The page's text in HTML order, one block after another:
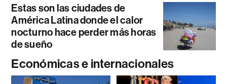
Estas son las ciudades de
América Latina donde el calor
nocturno hace perder más horas
de sueño
Económicas e internacionales